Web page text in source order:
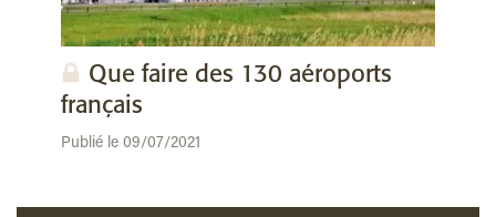
Que faire des 130 aéroports
français
Publié le 09/07/2021